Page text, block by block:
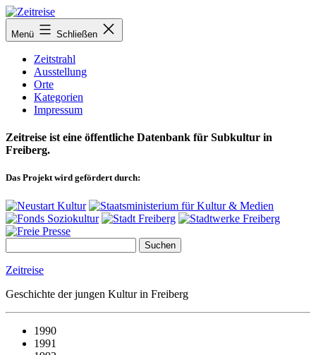
Zum
Inhalt
springen
Menü Schließen
Zeitstrahl
Ausstellung
Orte
Kategorien
Impressum
Zeitreise ist eine öffentliche Datenbank für Subkultur in
Freiberg.
Das Projekt wird gefördert durch:
Zeitreise
Geschichte der jungen Kultur in Freiberg
1990
1991